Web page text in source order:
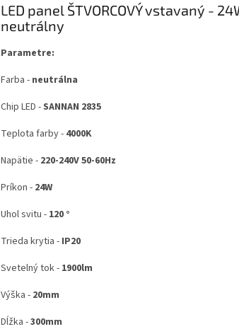
LED panel ŠTVORCOVÝ vstavaný -
neutrálny
Parametre:
Farba - neutrálna
Chip LED -SANNAN 2835
Teplota farby - 4000K
Napätie - 220-240V 50-60Hz
Príkon - 24W
Uhol svitu - 120 °
Trieda krytia - IP20
Svetelný tok - 1900lm
Výška - 20mm
Dĺžka -300mm